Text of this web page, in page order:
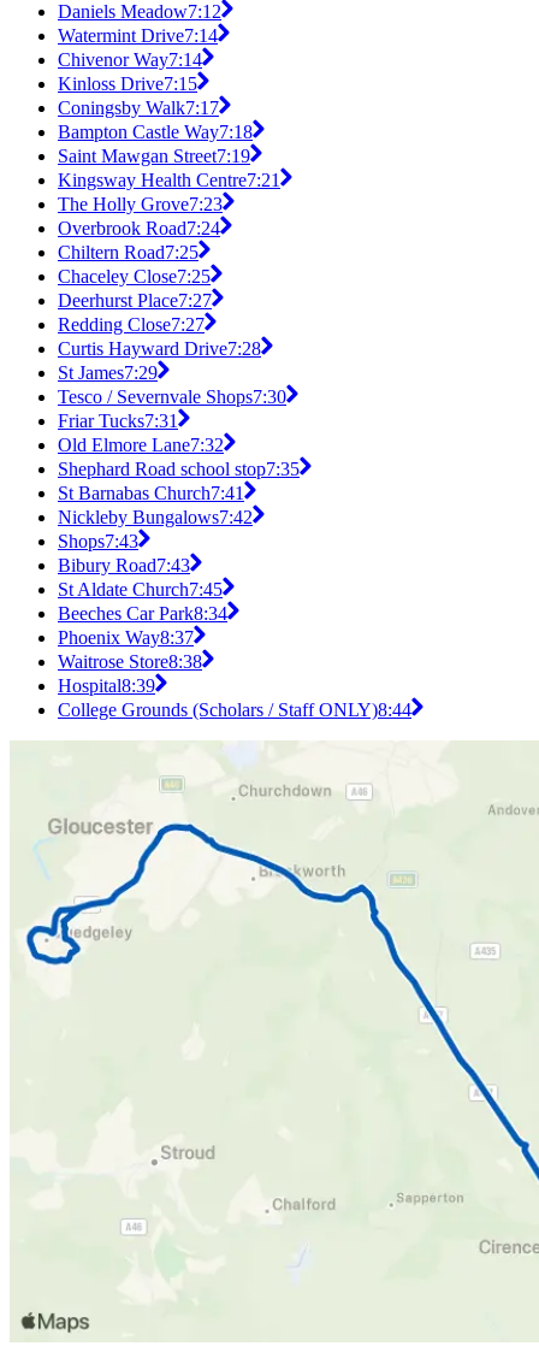
Daniels Meadow7:12
Watermint Drive7:14
Chivenor Way7:14
Kinloss Drive7:15
Coningsby Walk7:17
Bampton Castle Way7:18
Saint Mawgan Street7:19
Kingsway Health Centre7:21
The Holly Grove7:23
Overbrook Road7:24
Chiltern Road7:25
Chaceley Close7:25
Deerhurst Place7:27
Redding Close7:27
Curtis Hayward Drive7:28
St James7:29
Tesco / Severnvale Shops7:30
Friar Tucks7:31
Old Elmore Lane7:32
Shephard Road school stop7:35
St Barnabas Church7:41
Nickleby Bungalows7:42
Shops7:43
Bibury Road7:43
St Aldate Church7:45
Beeches Car Park8:34
Phoenix Way8:37
Waitrose Store8:38
Hospital8:39
College Grounds (Scholars / Staff ONLY)8:44